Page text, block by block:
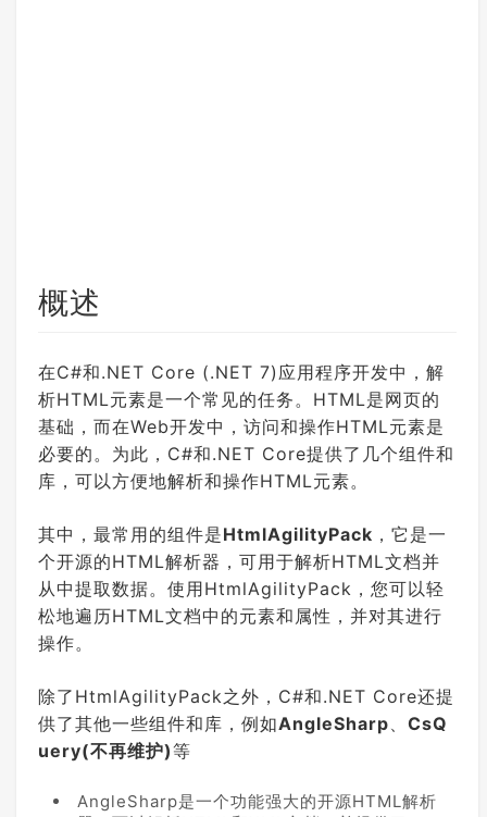
概述
在C#和.NET Core (.NET 7)应用程序开发中，解
析HTML元素是一个常见的任务。HTML是网页的
基础，而在Web开发中，访问和操作HTML元素是
必要的。为此，C#和.NET Core提供了几个组件和
库，可以方便地解析和操作HTML元素。
其中，最常用的组件是HtmlAgilityPack ，它是一
个开源的HTML解析器，可用于解析HTML文档并
从中提取数据。使用HtmlAgilityPack，您可以轻
松地遍历HTML文档中的元素和属性，并对其进行
操作。
除了HtmlAgilityPack之外，C#和.NET Core还提
供了其他一些组件和库，例如AngleSharp、 CsQ
uery(不再维护)等
AngleSharp是一个功能强大的开源HTML解析